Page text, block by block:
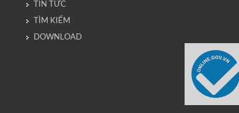
TIN TỨC
TÌM KIẾM
DOWNLOAD